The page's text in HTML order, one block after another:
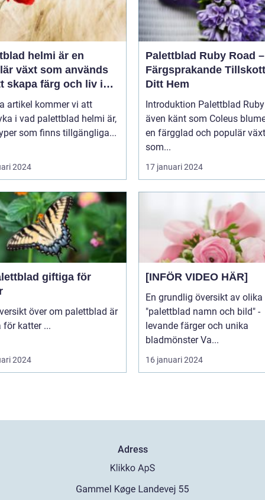
helmi är en
växt som används
skapa färg och liv i
trädgårdar
artikel kommer vi att
i vad palettblad helmi är,
som finns tillgängliga...
2024
Palettblad Ruby Road
Färgsprakande
Ditt Hem
Introduktion Palettblad Ruby Road,
även känt som Coleus
en färgglad och populär växt
som...
17 januari 2024
giftiga för
giftiga för katter ...
2024
[INFÖR VIDEO HÄR]
En grundlig översikt av olika
"palettblad namn och bild" -
levande färger och unika
bladmönster Va...
16 januari 2024
Adress